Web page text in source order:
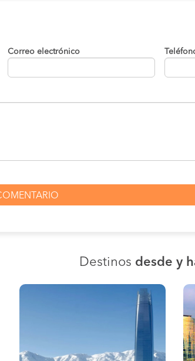
Correo electrónico
Destinos desde y